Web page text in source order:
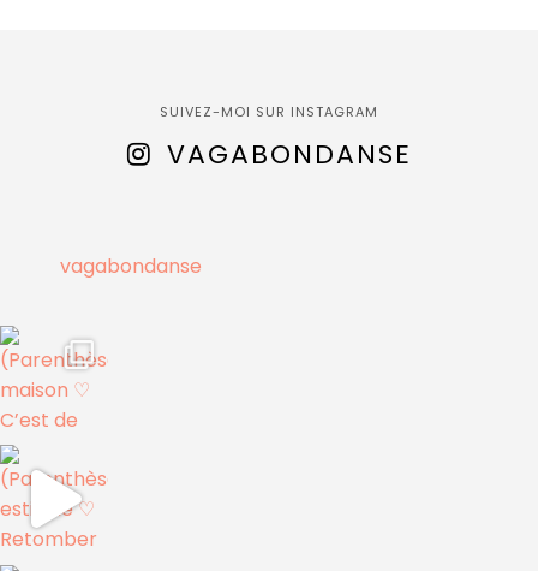
SUIVEZ-MOI SUR INSTAGRAM
VAGABONDANSE
vagabondanse